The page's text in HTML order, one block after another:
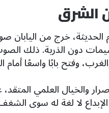
الشرق
الحديثة، خرج من
دون الذرية. ذلك
وفتح بابًا واسعًا أمام
والخيال العلمي
لا لغة له سوى